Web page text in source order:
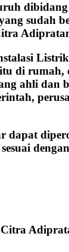
sudah
di
ahli